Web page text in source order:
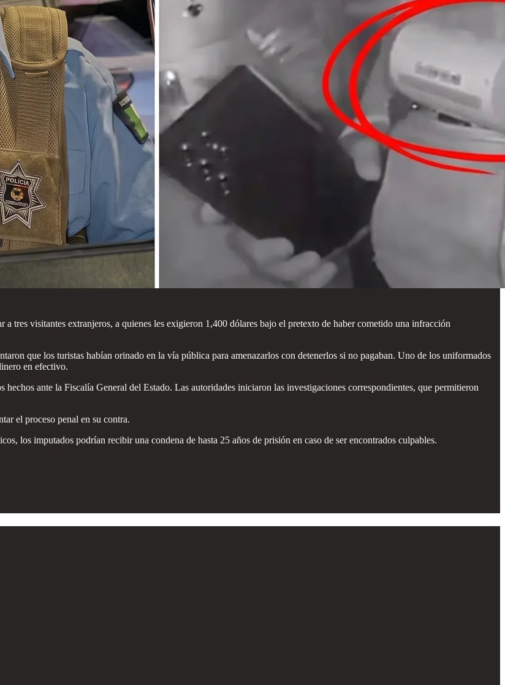
tres visitantes extranjeros, a quienes les exigieron 1,400 dólares bajo el pretexto de haber cometido una infracción
que los turistas habían orinado en la vía pública para amenazarlos con detenerlos si no pagaban. Uno de los uniformados
en efectivo.
ante la Fiscalía General del Estado. Las autoridades iniciaron las investigaciones correspondientes, que permitieron
el proceso penal en su contra.
los imputados podrían recibir una condena de hasta 25 años de prisión en caso de ser encontrados culpables.